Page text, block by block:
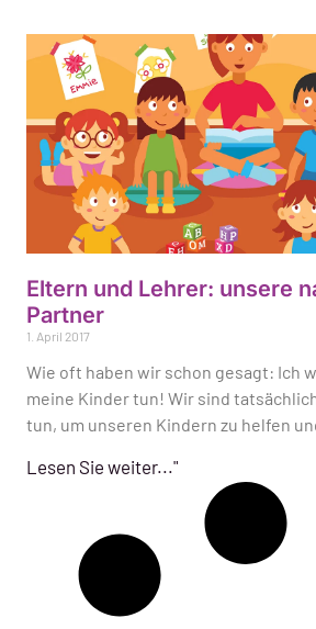
Eltern und Lehrer: unsere
Partner
1. April 2017
Wie oft haben wir schon gesagt: Ich
meine Kinder tun! Wir sind
tun, um unseren Kindern zu helfen
Lesen Sie weiter..."